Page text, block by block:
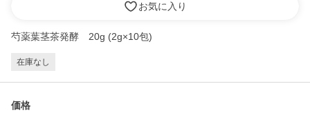
お気に入り
芍薬葉茎茶発酵 20g (2g×10包)
在庫なし
価格